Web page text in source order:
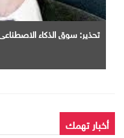
تحذير: سوق الذكاء
أخبار تهمك